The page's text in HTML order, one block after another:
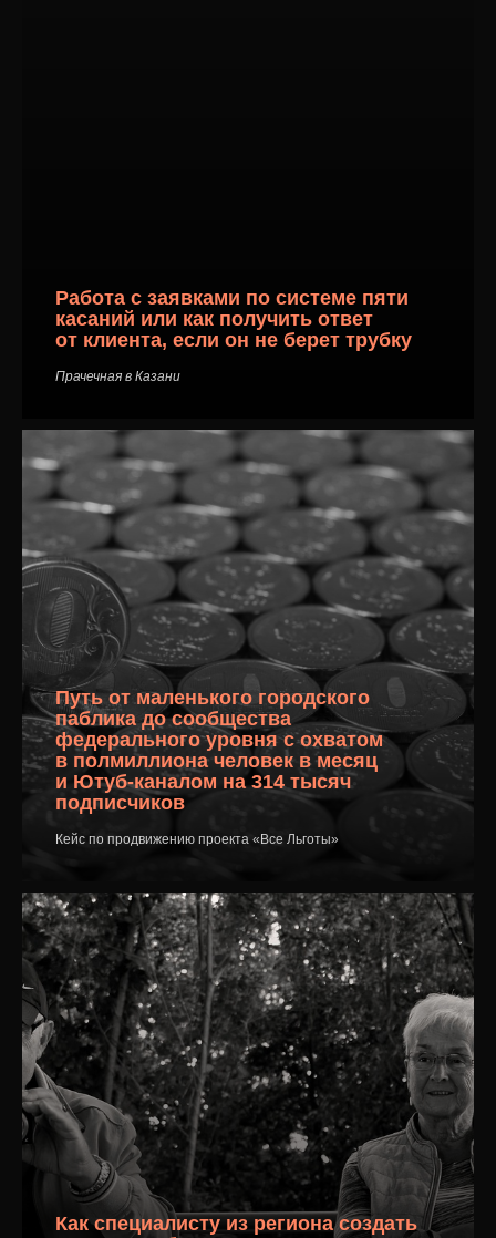
Работа с заявками по системе пяти
касаний или как получить ответ
от клиента, если он не берет трубку
Прачечная в Казани
Путь от маленького городского
паблика до сообщества
федерального уровня с охватом
в полмиллиона человек в месяц
и Ютуб-каналом на 314 тысяч
подписчиков
Кейс по продвижению проекта «Все Льготы»
Как специалисту из региона создать
контакты
Остались
вопросы?
Пишите!
телеграм
whatsapp
вконтакте
ивана
youtube
sostav